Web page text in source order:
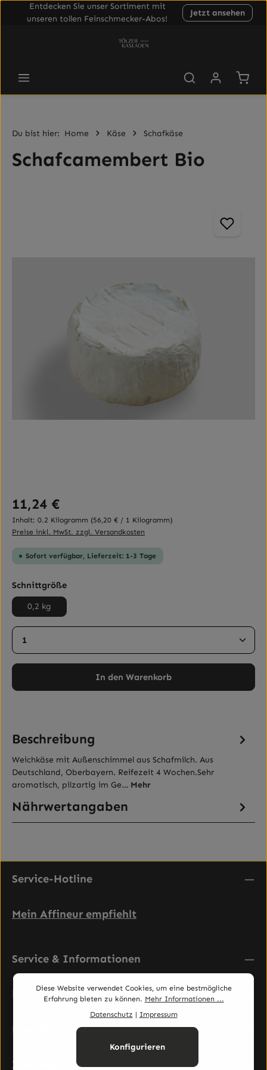
Entdecken Sie unser Sortiment mit
unseren tollen Feinschmecker-Abos!
Jetzt ansehen
Du bist hier: Home Käse Schafkäse
Schafcamembert Bio
Regulärer Preis:
11,24 €
Inhalt: 0.2 Kilogramm (56,20 € / 1 Kilogramm)
Preise inkl. MwSt. zzgl. Versandkosten
Sofort verfügbar, Lieferzeit: 1-3 Tage
Schnittgrößeauswählen
0,2 kg
Produkt Anzahl: Gib den gewünschten Wert ein
In den Warenkorb
Beschreibung
Weichkäse mit Außenschimmel aus Schafmilch. Aus
Deutschland, Oberbayern. Reifezeit 4 Wochen.Sehr
aromatisch, pilzartig im Ge… Mehr
Nährwertangaben
Service-Hotline
Mein Affineur empfiehlt
Service & Informationen
Rechtliches
Newsletter abonnieren
Zahlungsarten
Diese Website verwendet Cookies, um eine bestmögliche
Erfahrung bieten zu können. Mehr Informationen ...
Datenschutz | Impressum
Konfigurieren